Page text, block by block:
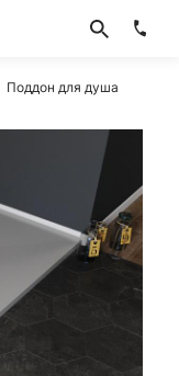
Поддон для душа